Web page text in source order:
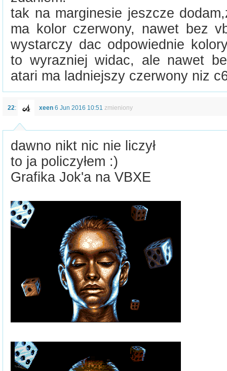
tak na marginesie jeszcze
ma kolor czerwony, nawet bez
wystarczy dac odpowiednie
to wyrazniej widac, ale nawet
atari ma ladniejszy czerwony niz
22: xeen 6 Jun 2016 10:51 zmieniony
dawno nikt nic nie liczył
to ja policzyłem :)
Grafika Jok'a na VBXE